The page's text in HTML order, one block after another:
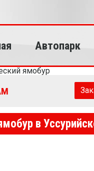
Автопарк
ямобур
в